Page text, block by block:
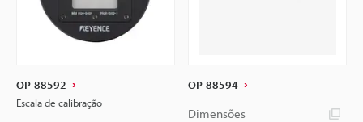
OP-88592
Escala de calibração
OP-88594
Dimensões